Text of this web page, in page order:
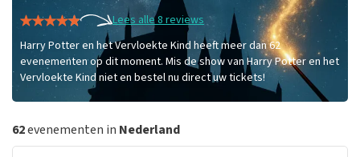
Lees alle 8 reviews
Harry Potter en het Vervloekte Kind heeft meer dan 62
evenementen op dit moment. Mis de show van Harry Potter en het
Vervloekte Kind niet en bestel nu direct uw tickets!
62evenementen in Nederland